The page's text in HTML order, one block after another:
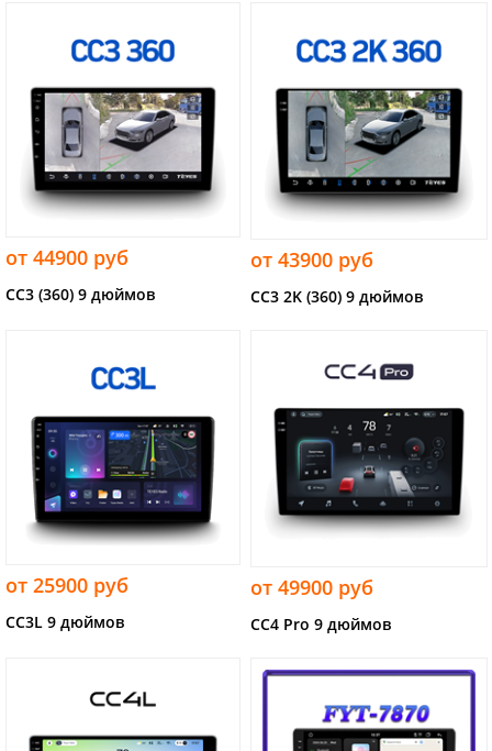
от 44900 руб
CC3 (360) 9 дюймов
от 43900 руб
CC3 2K (360) 9 дюймов
от 25900 руб
CC3L 9 дюймов
от 49900 руб
CC4 Pro 9 дюймов